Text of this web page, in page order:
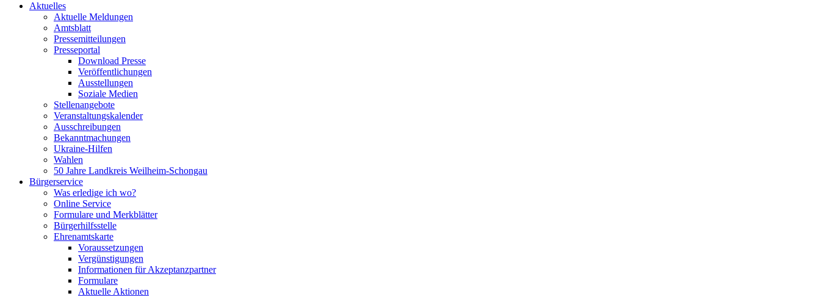
Aktuelles
Aktuelle Meldungen
Amtsblatt
Pressemitteilungen
Presseportal
Download Presse
Veröffentlichungen
Ausstellungen
Soziale Medien
Stellenangebote
Veranstaltungskalender
Ausschreibungen
Bekanntmachungen
Ukraine-Hilfen
Wahlen
50 Jahre Landkreis Weilheim-Schongau
Bürgerservice
Was erledige ich wo?
Online Service
Formulare und Merkblätter
Bürgerhilfsstelle
Ehrenamtskarte
Voraussetzungen
Vergünstigungen
Informationen für Akzeptanzpartner
Formulare
Aktuelle Aktionen